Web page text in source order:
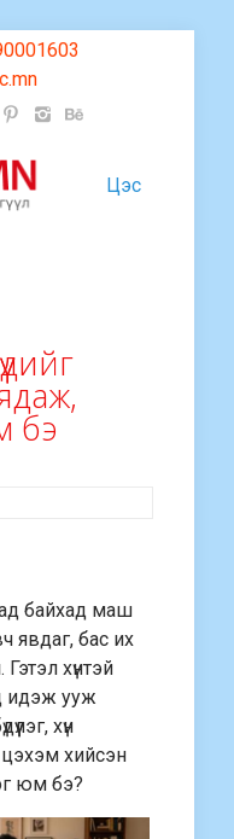
Цэс
бэ
байхад маш
явдаг, бас их
хүнтэй
идэж ууж
хүн
хийсэн
юм бэ?